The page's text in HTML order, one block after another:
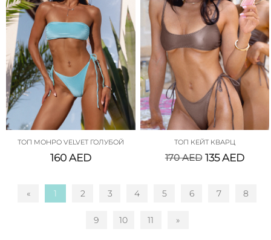
ТОП МОНРО VELVET ГОЛУБОЙ
160 AED
ТОП КЕЙТ КВАРЦ
170AED 135AED
« 1 2 3 4 5 6 7 8
9 10 11 »